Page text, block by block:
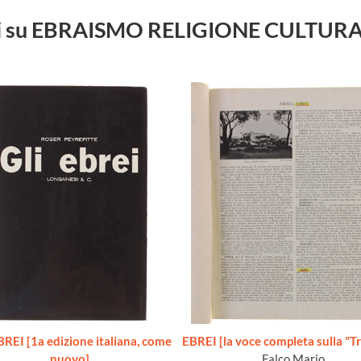
EBRAISMO RELIGIONE
[1a edizione italiana, come
EBREI [la voce completa sulla